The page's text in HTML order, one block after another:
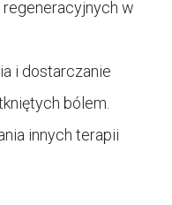
w
i dostarczanie
bólem.
innych terapii